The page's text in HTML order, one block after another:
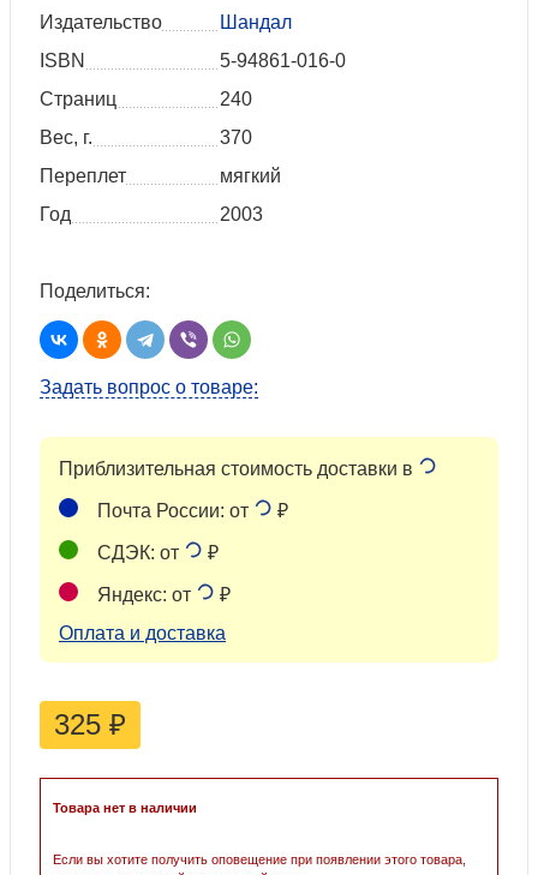
Издательство
Шандал
ISBN
5-94861-016-0
Страниц
240
Вес, г.
370
Переплет
мягкий
Год
2003
Поделиться:
Задать вопрос о товаре:
Приблизительная стоимость доставки в
Почта России: от ₽
СДЭК: от ₽
Яндекс: от
₽
Оплата и доставка
325 ₽
Товара нет в наличии
Если вы хотите получить оповещение при появлении этого товара,